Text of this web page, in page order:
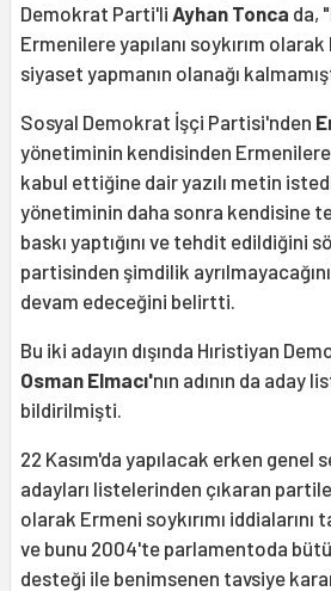
Demokrat Parti'li Ayhan Tonca da,
Ermenilere yapılanı soykırım
siyaset yapmanın olanağı
Sosyal Demokrat İşçi Partisi'nden
yönetiminin kendisinden Ermenilere
kabul ettiğine dair yazılı metin
yönetiminin daha sonra kendisine
baskı yaptığını ve tehdit edildiğini
partisinden şimdilik
devam edeceğini belirtti.
Bu iki adayın dışında Hıristiyan
Osman Elmacı'nın adının da aday
bildirilmişti.
22 Kasım'da yapılacak erken genel
adayları listelerinden çıkaran
olarak Ermeni soykırımı iddialarını
ve bunu 2004'te parlamentoda
desteği ile benimsenen tavsiye